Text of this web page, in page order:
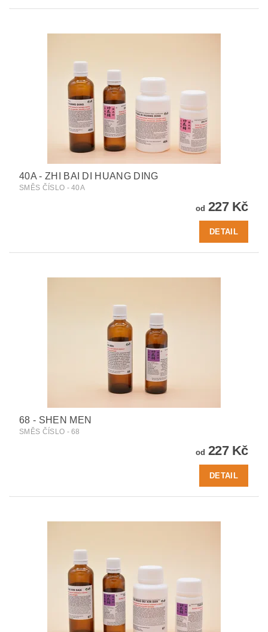
40A - ZHI BAI DI HUANG DING
SMĚS ČÍSLO - 40A
od 227 Kč
DETAIL
68 - SHEN MEN
SMĚS ČÍSLO - 68
od 227 Kč
DETAIL